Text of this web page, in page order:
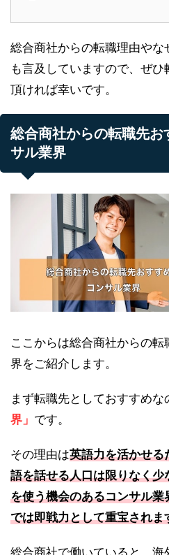
総合商社からの転職理由やな
も言及していますので、ぜ
頂ければ幸いです。
総合商社からの転職先
サル業界
ここからは総合商社からの
界をご紹介します。
まず転職先としておすすめな
界」 です。
その理由は英語力を活かせる
語を話せる人口は限りなく
を使う機会のあるコンサル
では即戦力として重宝されま
総合商社で働いていると、